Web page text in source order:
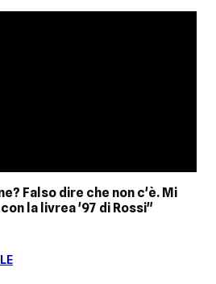
Falso dire che non c'è. Mi
la livrea '97 di Rossi"